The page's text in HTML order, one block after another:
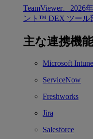
TeamViewer、2026
ント™ DEX ツール
主な連携機能
Microsoft Intune
ServiceNow
Freshworks
Jira
Salesforce